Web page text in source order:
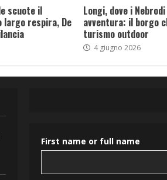
scuote il
respira, De
Longi, dove i
avventura: il borgo
turismo outdoor
4 giugno 2026
First name or full name